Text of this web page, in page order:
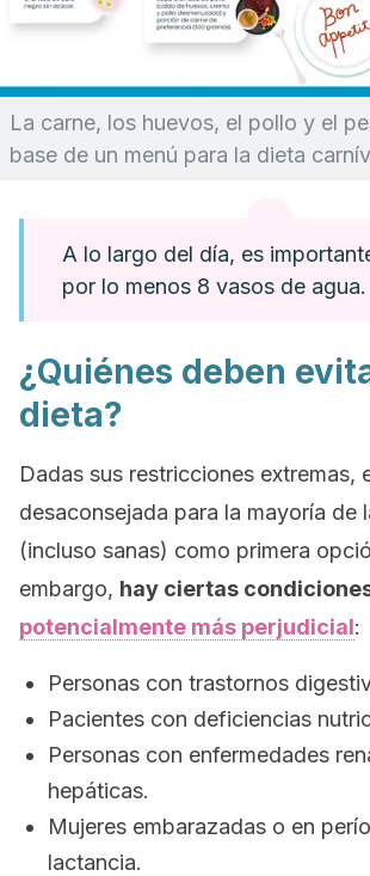
La carne, los huevos, el pollo y el
base de un menú para la dieta
A lo largo del día, es
por lo menos 8 vasos de agua.
¿Quiénes deben
dieta?
Dadas sus restricciones extremas,
desaconsejada para la mayoría de
(incluso sanas) como primera
embargo, hay ciertas
potencialmente más perjudicial:
Personas con trastornos
Pacientes con deficiencias
Personas con enfermedades
hepáticas.
Mujeres embarazadas o en
lactancia.